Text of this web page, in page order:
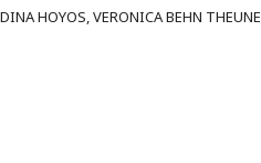
HOYOS, VERONICA BEHN THEUNE